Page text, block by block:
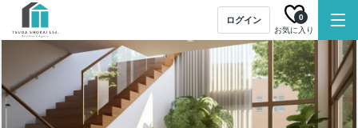
ログイン
お気に入り
0